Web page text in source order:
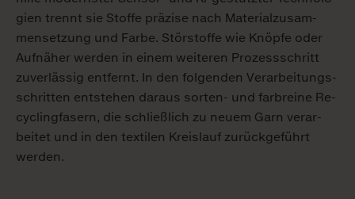
gi­en trennt sie Stof­fe prä­zi­se nach Ma­te­ri­al­zu­sam­
men­set­zung und Far­be. Stör­stof­fe wie Knöp­fe oder
Auf­nä­her wer­den in ei­nem wei­te­ren Prozess­schritt
zu­ver­läs­sig ent­fernt. In den fol­gen­den Ver­ar­bei­tungs­
schrit­ten ent­ste­hen dar­aus sor­ten- und farb­rei­ne Re­
cy­cling­fa­sern, die schließ­lich zu neu­em Garn ver­ar­
bei­tet und in den tex­ti­len Kreis­lauf zu­rück­ge­führt
wer­den.